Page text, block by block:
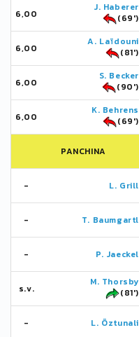
6,00
J. Haberer
(69')
6,00
A. Laïdouni
(81')
6,00
S. Becker
(90')
6,00
K. Behrens
(69')
PANCHINA
- L. Grill
- T. Baumgartl
- P. Jaeckel
s.v.
M. Thorsby
(81')
- L. Öztunali